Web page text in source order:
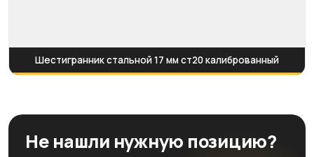
Шестигранник стальной 17 мм ст20 калиброванный
Не нашли нужную позицию?